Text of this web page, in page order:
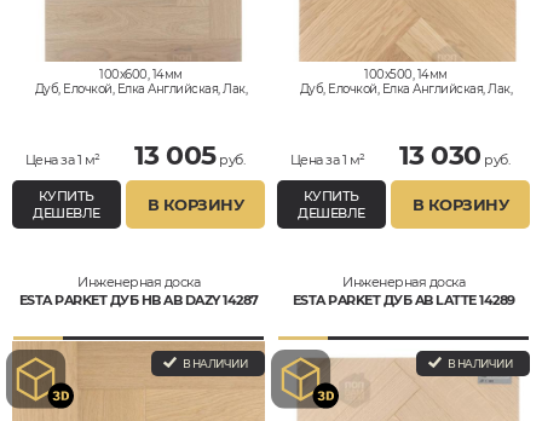
100x600, 14мм
Дуб, Елочкой, Елка Английская, Лак,
Цена за 1 м² 13 005руб.
КУПИТЬ
ДЕШЕВЛЕ
В КОРЗИНУ
100x500, 14мм
Дуб, Елочкой, Елка Английская, Лак,
Цена за 1 м² 13 030 руб.
КУПИТЬ
ДЕШЕВЛЕ
В КОРЗИНУ
Инженерная доска
ESTA PARKET ДУБ HB AB DAZY 14287
В НАЛИЧИИ
Инженерная доска
ESTA PARKET ДУБ AB LATTE 14289
В НАЛИЧИИ